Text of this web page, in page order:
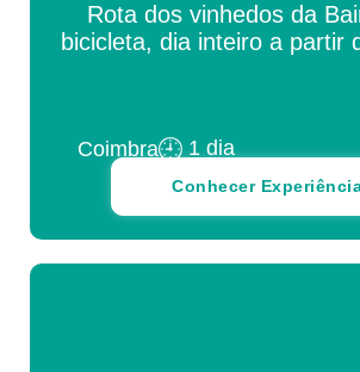
Rota dos vinhedos da
bicicleta, dia inteiro a partir
Coimbra 1 dia
Conhecer